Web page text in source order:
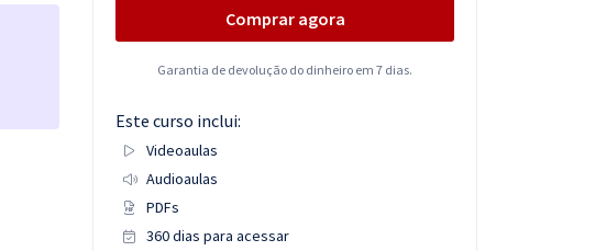
Comprar agora
Garantia de devolução do dinheiro em 7 dias.
Este curso inclui:
Videoaulas
Audioaulas
PDFs
360 dias para acessar